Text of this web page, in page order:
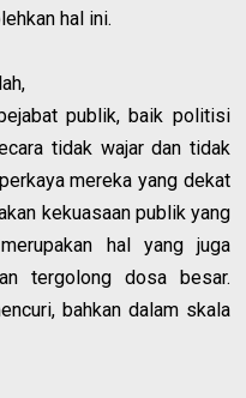
hal ini.
publik, baik politisi
tidak wajar dan tidak
mereka yang dekat
kekuasaan publik yang
hal yang juga
tergolong dosa besar.
bahkan dalam skala